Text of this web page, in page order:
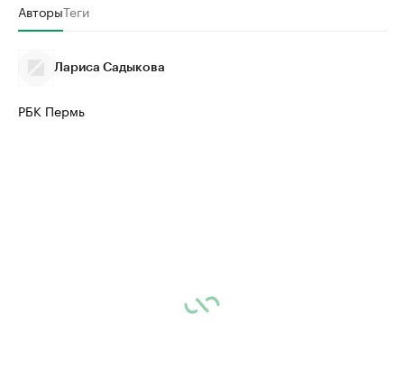
АвторыТеги
Лариса Садыкова
РБК Пермь